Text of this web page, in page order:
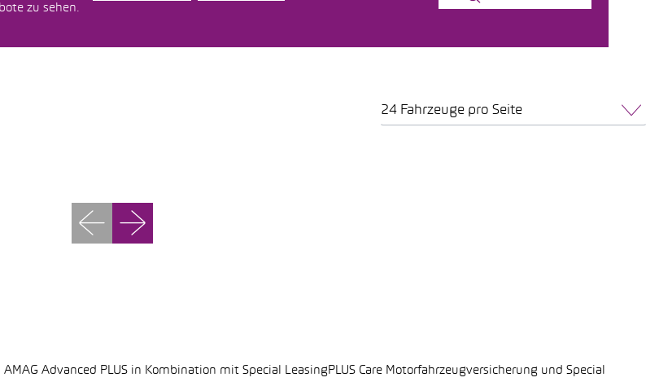
zu sehen.
24 Fahrzeuge pro Seite
Advanced PLUS in Kombination mit Special LeasingPLUS Care Motorfahrzeugversicherung und Special